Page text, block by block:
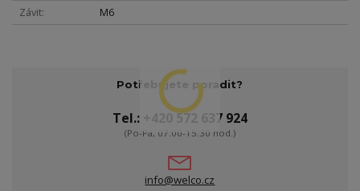
Závit
M6
Potřebujete poradit?
Tel.: +420 572 637 924
(Po-Pá, 07:00-15:30 hod.)
info@welco.cz